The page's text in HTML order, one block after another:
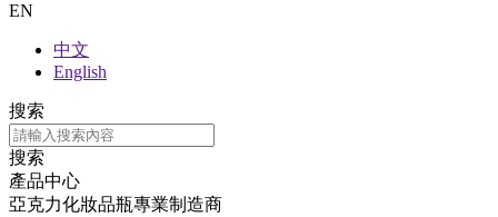
EN
中文
English
搜索
搜索
產品中心
亞克力化妝品瓶專業制造商